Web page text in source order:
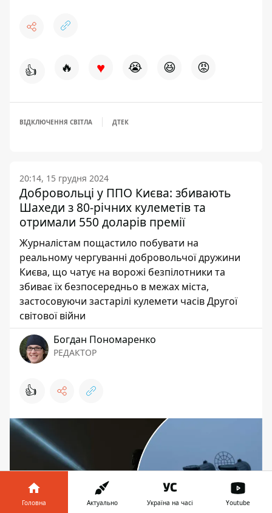
👍 🔥 ♥ 😭 😆 😡
ВІДКЛЮЧЕННЯ СВІТЛА ДТЕК
20:14, 15 грудня 2024
Добровольці у ППО Києва: збивають
Шахеди з 80-річних кулеметів та
отримали 550 доларів премії
Журналістам пощастило побувати на
реальному чергуванні добровольчої дружини
Києва, що чатує на ворожі безпілотники та
збиває їх безпосередньо в межах міста,
застосовуючи застарілі кулемети часів Другої
світової війни
Богдан Пономаренко
РЕДАКТОР
👍
Головна Актуально Україна на часі Youtube